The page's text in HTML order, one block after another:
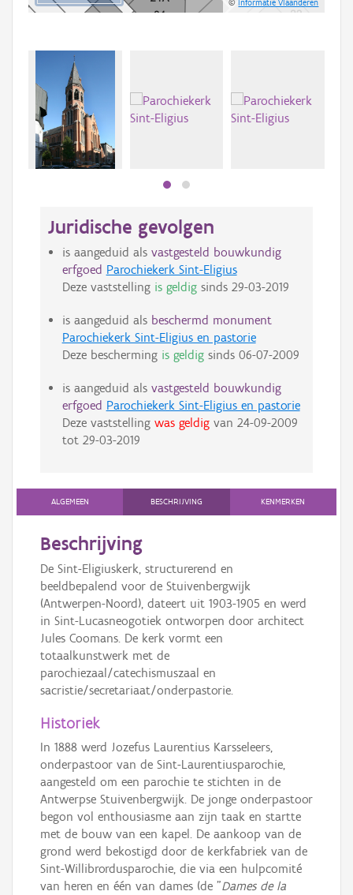
©Informatie Vlaanderen
Juridische gevolgen
is aangeduid als vastgesteld bouwkundig
erfgoed Parochiekerk Sint-Eligius
Deze vaststelling is geldigsinds 29-03-2019
is aangeduid als beschermd monument
Parochiekerk Sint-Eligius en pastorie
Deze bescherming is geldigsinds 06-07-2009
is aangeduid als vastgesteld bouwkundig
erfgoed Parochiekerk Sint-Eligius en pastorie
Deze vaststelling was geldigvan 24-09-2009
tot 29-03-2019
ALGEMEEN BESCHRIJVING KENMERKEN
Beschrijving
De Sint-Eligiuskerk, structurerend en
beeldbepalend voor de Stuivenbergwijk
(Antwerpen-Noord), dateert uit 1903-1905 en werd
in Sint-Lucasneogotiek ontworpen door architect
Jules Coomans. De kerk vormt een
totaalkunstwerk met de
parochiezaal/catechismuszaal en
sacristie/secretariaat/onderpastorie.
Historiek
In 1888 werd Jozefus Laurentius Karsseleers,
onderpastoor van de Sint-Laurentiusparochie,
aangesteld om een parochie te stichten in de
Antwerpse Stuivenbergwijk. De jonge onderpastoor
begon vol enthousiasme aan zijn taak en startte
met de bouw van een kapel. De aankoop van de
grond werd bekostigd door de kerkfabriek van de
Sint-Willibrordusparochie, die via een hulpcomité
van heren en één van dames (de "Dames de la